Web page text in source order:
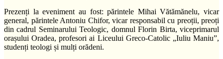
Prezenți la eveniment au fost: părintele Mihai Vătămănelu, vicar
general, părintele Antoniu Chifor, vicar responsabil cu preoții, preoți
din cadrul Seminarului Teologic, domnul Florin Birta, viceprimarul
orașului Oradea, profesori ai Liceului Greco-Catolic „Iuliu Maniu”,
studenți teologi și mulți orădeni.